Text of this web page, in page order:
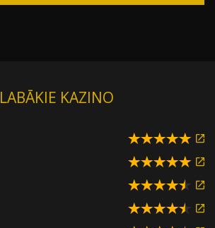
LABĀKIE KAZINO